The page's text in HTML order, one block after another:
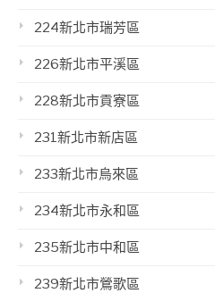
224新北市瑞芳區
226新北市平溪區
228新北市貢寮區
231新北市新店區
233新北市烏來區
234新北市永和區
235新北市中和區
239新北市鶯歌區